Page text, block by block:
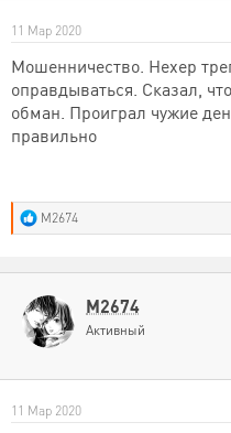
11 Мар 2020
Мошенничество. Нехер
оправдываться. Сказал,
обман. Проиграл чужие
правильно
Р
е
и
и
:
M2674
M2674
Активный
11 Мар 2020